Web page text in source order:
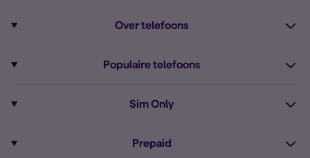
Over telefoons
Alle telefoons
Populaire telefoons
iPhone 16
Sim Only
Prepaid